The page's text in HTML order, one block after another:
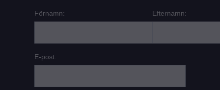
Förnamn: Efternamn:
E-post: